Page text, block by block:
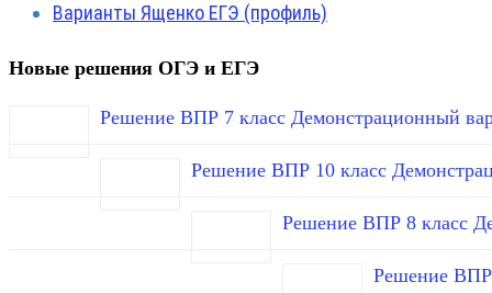
Варианты Ященко ЕГЭ (профиль)
Новые решения ОГЭ и ЕГЭ
Решение ВПР 7 класс Демонстрационный
Решение ВПР 10 класс
Решение ВПР 8 класс
Решение ВПР